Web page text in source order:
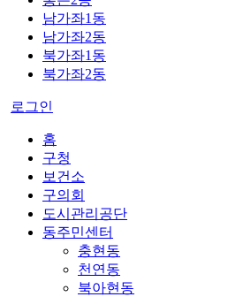
남가좌1동
남가좌2동
북가좌1동
북가좌2동
로그인
홈
구청
보건소
구의회
도시관리공단
동주민센터
충현동
천연동
북아현동